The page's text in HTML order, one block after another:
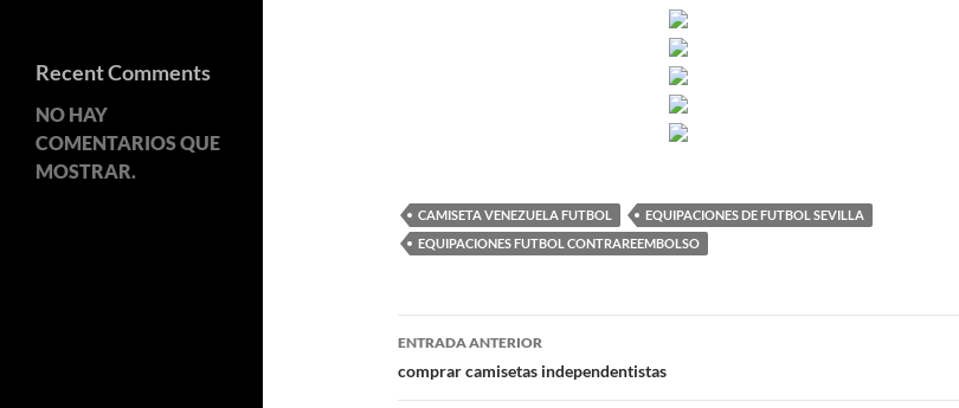
CAMISETA VENEZUELA FUTBOL
EQUIPACIONES DE FUTBOL SEVILLA
EQUIPACIONES FUTBOL CONTRAREEMBOLSO
Navegación
de
ENTRADA ANTERIOR
comprar camisetas independentistas
Recent Comments
NO HAY
COMENTARIOS QUE
MOSTRAR.